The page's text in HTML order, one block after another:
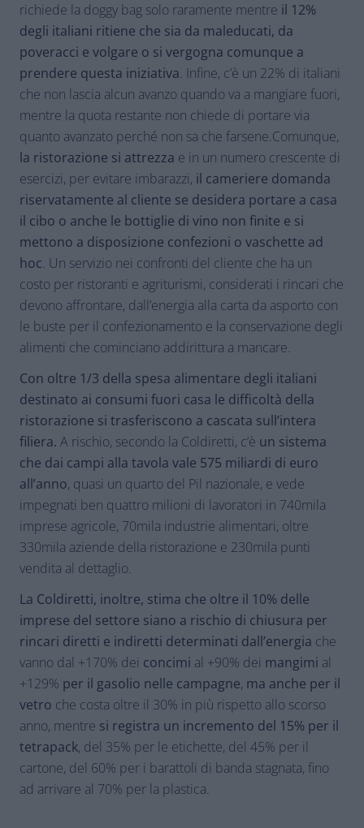
richiede la doggy bag solo raramente mentre il 12%
degli italiani ritiene che sia da maleducati, da
poveracci e volgare o si vergogna comunque a
prendere questa iniziativa. Infine, c’è un 22% di italiani
che non lascia alcun avanzo quando va a mangiare fuori,
mentre la quota restante non chiede di portare via
quanto avanzato perché non sa che farsene.Comunque,
la ristorazione si attrezza e in un numero crescente di
esercizi, per evitare imbarazzi, il cameriere domanda
riservatamente al cliente se desidera portare a casa
il cibo o anche le bottiglie di vino non finite e si
mettono a disposizione confezioni o vaschette ad
hoc. Un servizio nei confronti del cliente che ha un
costo per ristoranti e agriturismi, considerati i rincari che
devono affrontare, dall’energia alla carta da asporto con
le buste per il confezionamento e la conservazione degli
alimenti che cominciano addirittura a mancare.
Con oltre 1/3 della spesa alimentare degli italiani
destinato ai consumi fuori casa le difficoltà della
ristorazione si trasferiscono a cascata sull’intera
filiera. A rischio, secondo la Coldiretti, c’è un sistema
che dai campi alla tavola vale 575 miliardi di euro
all’anno, quasi un quarto del Pil nazionale, e vede
impegnati ben quattro milioni di lavoratori in 740mila
imprese agricole, 70mila industrie alimentari, oltre
330mila aziende della ristorazione e 230mila punti
vendita al dettaglio.
La Coldiretti, inoltre, stima che oltre il 10% delle
imprese del settore siano a rischio di chiusura per
rincari diretti e indiretti determinati dall’energia che
vanno dal +170% dei concimi al +90% dei mangimi al
+129% per il gasolio nelle campagne, ma anche per il
vetro che costa oltre il 30% in più rispetto allo scorso
anno, mentre si registra un incremento del 15% per il
tetrapack, del 35% per le etichette, del 45% per il
cartone, del 60% per i barattoli di banda stagnata, fino
ad arrivare al 70% per la plastica.